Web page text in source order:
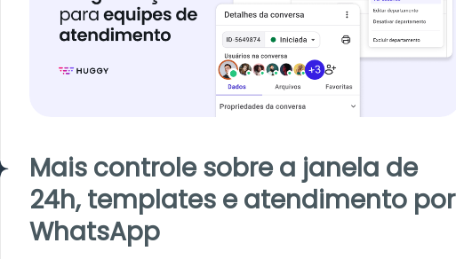
Mais controle sobre a janela de
24h, templates e atendimento por
WhatsApp